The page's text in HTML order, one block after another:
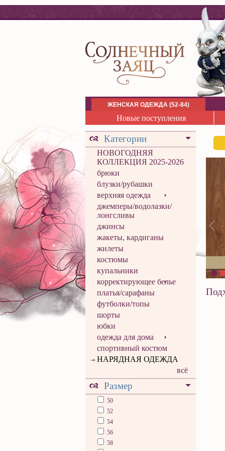
ЖЕНСКАЯ ОДЕЖДА (52-84)
Новые поступления
Категории
НОВОГОДНЯЯ
КОЛЛЕКЦИЯ 2025-2026
брюки
блузки/рубашки
верхняя одежда
джемперы/водолазки/
лонгсливы
джинсы
жакеты, кардиганы
жилеты
костюмы
купальники
корректирующее белье
платья/сарафаны
футболки/топы
шорты
юбки
одежда для дома
спортивный костюм
НАРЯДНАЯ ОДЕЖДА
всё
Размер
50
52
54
56
58